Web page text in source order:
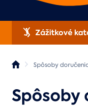
Zážitkové
Spôsoby
Spôsoby